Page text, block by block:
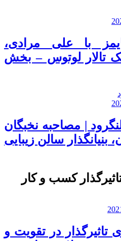
با علی مرادی،
تالار لوتوس – بخش
| مصاحبه نخبگان
بنیانگذار سالن زیبایی
کسب و کار
تاثیرگذار در تقویت و